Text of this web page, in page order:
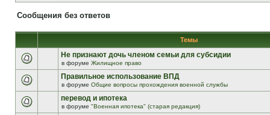
Сообщения без ответов
Темы
Не признают дочь членом семьи для субсидии
в форуме Жилищное право
Правильное использование ВПД
в форуме Общие вопросы прохождения военной службы
перевод и ипотека
в форуме "Военная ипотека" (старая редакция)